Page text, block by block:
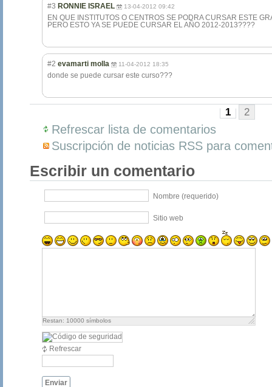
#3 RONNIE ISRAEL 13-04-2012 09:42
EN QUE INSTITUTOS O CENTROS SE PODRA CURSAR ESTE
PERO ESTO YA SE PUEDE CURSAR EL AÑO 2012-2013????
#2 evamarti molla 11-04-2012 18:35
donde se puede cursar este curso???
1 2
Refrescar lista de comentarios
Suscripción de noticias RSS para
Escribir un comentario
Nombre (requerido)
Sitio web
Restan: 10000 símbolos
Refrescar
Enviar